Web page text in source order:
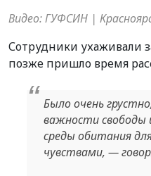
Видео: ГУФСИН |
Сотрудники ухаживали
позже пришло время
Было очень
важности свободы
среды обитания
чувствами, —